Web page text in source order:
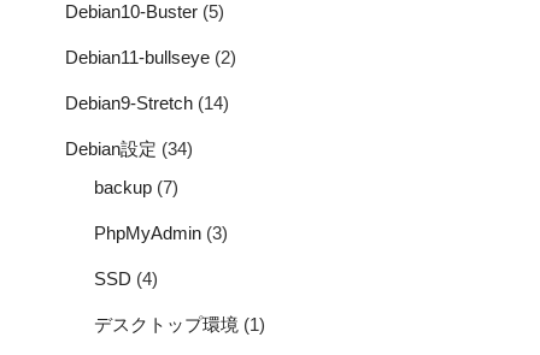
Debian10-Buster (5)
Debian11-bullseye (2)
Debian9-Stretch (14)
Debian設定 (34)
backup (7)
PhpMyAdmin (3)
SSD (4)
デスクトップ環境 (1)